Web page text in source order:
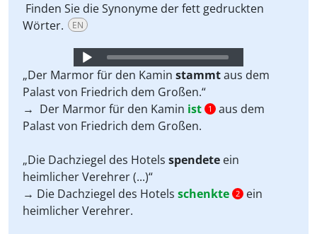
Finden Sie die Synonyme der fett gedruckten
Wörter.
EN
Audio
Player
„Der Marmor für den Kamin stammtaus dem
Palast von Friedrich dem Großen.“
→ Der Marmor für den Kamin ist 1
aus dem
Palast von Friedrich dem Großen.
„Die Dachziegel des Hotels spendete ein
heimlicher Verehrer (...)“
→ Die Dachziegel des Hotels schenkte 2
ein
heimlicher Verehrer.